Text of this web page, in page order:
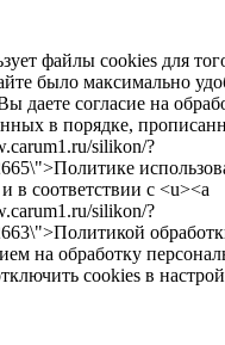
файлы cookies для
было максимально
даете согласие на
в порядке,
silikon/?
в соответствии с <u><a
silikon/?
на обработку
cookies в